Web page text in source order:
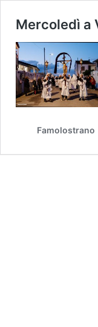
Mercoledì a
Famolostrano